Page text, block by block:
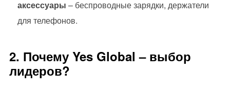
аксессуары – беспроводные зарядки, держатели
для телефонов.
2. Почему Yes Global – выбор
лидеров?